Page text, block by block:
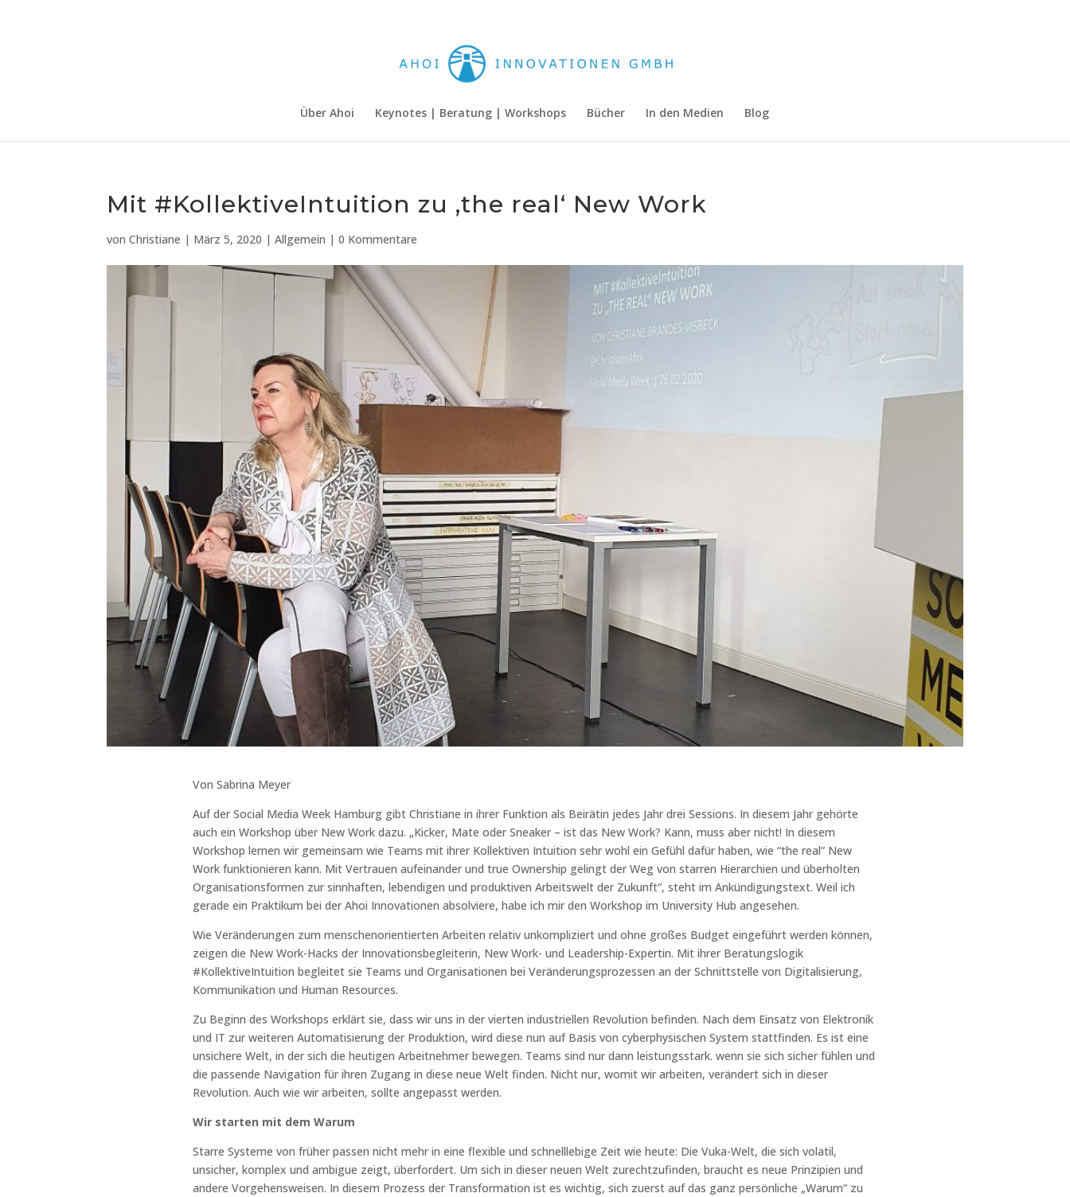
Über Ahoi Keynotes | Beratung | Workshops Bücher In den Medien Blog
Mit #KollektiveIntuition zu ‚the real‘ New Work
vonChristiane | März 5, 2020 |Allgemein |0 Kommentare
Von Sabrina Meyer
Auf der Social Media Week Hamburg gibt Christiane in ihrer Funktion als Beirätin jedes Jahr drei Sessions. In diesem Jahr gehörte
auch ein Workshop über New Work dazu. „Kicker, Mate oder Sneaker – ist das New Work? Kann, muss aber nicht! In diesem
Workshop lernen wir gemeinsam wie Teams mit ihrer Kollektiven Intuition sehr wohl ein Gefühl dafür haben, wie “the real” New
Work funktionieren kann. Mit Vertrauen aufeinander und true Ownership gelingt der Weg von starren Hierarchien und überholten
Organisationsformen zur sinnhaften, lebendigen und produktiven Arbeitswelt der Zukunft“, steht im Ankündigungstext. Weil ich
gerade ein Praktikum bei der Ahoi Innovationen absolviere, habe ich mir den Workshop im University Hub angesehen.
Wie Veränderungen zum menschenorientierten Arbeiten relativ unkompliziert und ohne großes Budget eingeführt werden können,
zeigen die New Work-Hacks der Innovationsbegleiterin, New Work- und Leadership-Expertin. Mit ihrer Beratungslogik
#KollektiveIntuition begleitet sie Teams und Organisationen bei Veränderungsprozessen an der Schnittstelle von Digitalisierung,
Kommunikation und Human Resources.
Zu Beginn des Workshops erklärt sie, dass wir uns in der vierten industriellen Revolution befinden. Nach dem Einsatz von Elektronik
und IT zur weiteren Automatisierung der Produktion, wird diese nun auf Basis von cyberphysischen System stattfinden. Es ist eine
unsichere Welt, in der sich die heutigen Arbeitnehmer bewegen. Teams sind nur dann leistungsstark. wenn sie sich sicher fühlen und
die passende Navigation für ihren Zugang in diese neue Welt finden. Nicht nur, womit wir arbeiten, verändert sich in dieser
Revolution. Auch wie wir arbeiten, sollte angepasst werden.
Wir starten mit dem Warum
Starre Systeme von früher passen nicht mehr in eine flexible und schnelllebige Zeit wie heute: Die Vuka-Welt, die sich volatil,
unsicher, komplex und ambigue zeigt, überfordert. Um sich in dieser neuen Welt zurechtzufinden, braucht es neue Prinzipien und
andere Vorgehensweisen. In diesem Prozess der Transformation ist es wichtig, sich zuerst auf das ganz persönliche „Warum“ zu